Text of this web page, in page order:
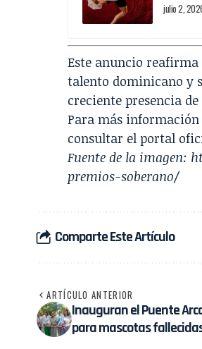
julio 2,
Este anuncio
talento dominicano y
creciente presencia
Para más información
consultar el portal
Fuente de la imagen:
premios-soberano/
Comparte Este Artículo
ARTÍCULO ANTERIOR
Inauguran el Puente
para mascotas